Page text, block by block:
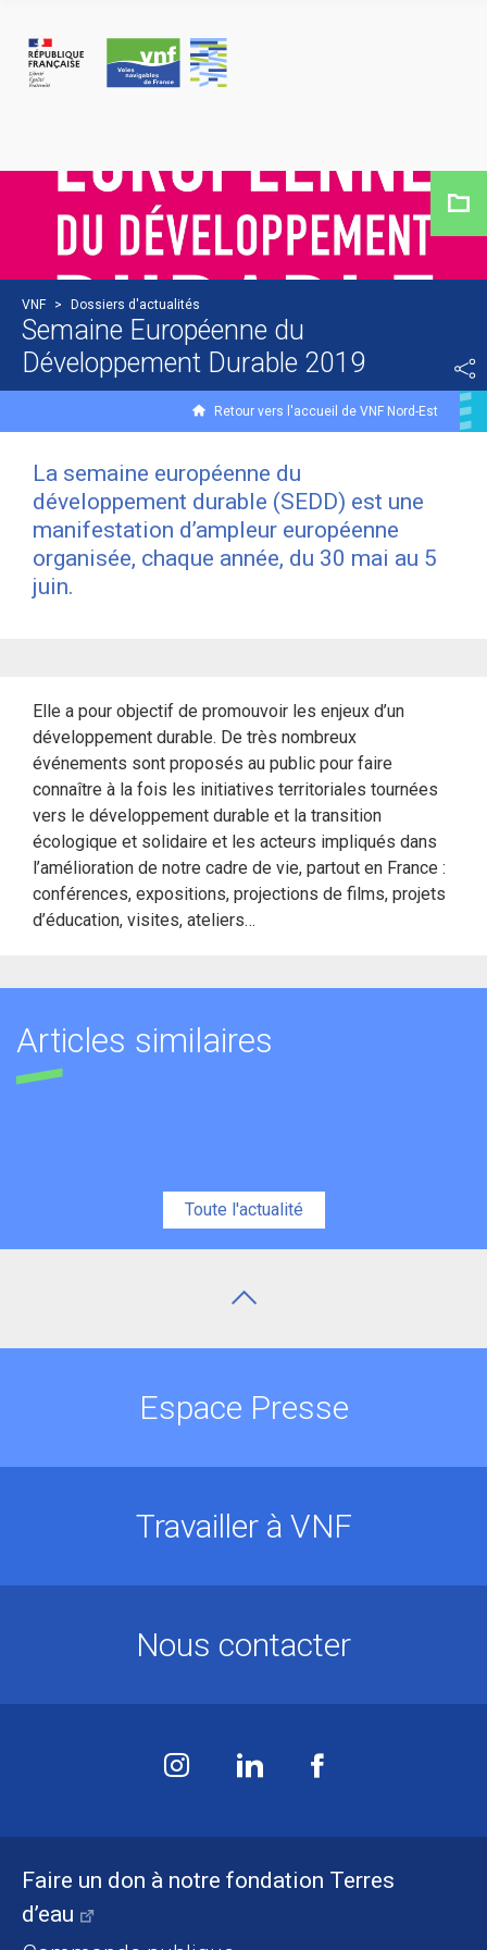
VNF > Dossiers d'actualités
Semaine Européenne du
Développement Durable 2019
Retour vers l'accueil de VNF Nord-Est
La semaine européenne du
développement durable (SEDD) est une
manifestation d’ampleur européenne
organisée, chaque année, du 30 mai au 5
juin.
Elle a pour objectif de promouvoir les enjeux d’un
développement durable. De très nombreux
événements sont proposés au public pour faire
connaître à la fois les initiatives territoriales tournées
vers le développement durable et la transition
écologique et solidaire et les acteurs impliqués dans
l’amélioration de notre cadre de vie, partout en France :
conférences, expositions, projections de films, projets
d’éducation, visites, ateliers…
Articles similaires
Toute l'actualité
Faire un don à notre fondation Terres
d’eau
Espace Presse
Travailler à VNF
Nous contacter